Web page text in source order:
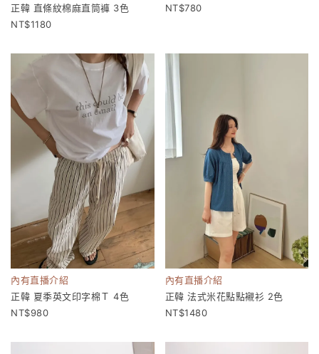
正韓 直條紋棉麻直筒褲 3色
1180
780
內有直播介紹
正韓 夏季英文印字棉Ｔ 4色
980
內有直播介紹
正韓 法式米花點點襯衫 2色
1480